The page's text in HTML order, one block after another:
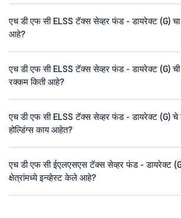
एच डी एफ सी ELSS टॅक्स सेव्हर फंड - डायरेक्ट (G)
आहे?
एच डी एफ सी ELSS टॅक्स सेव्हर फंड - डायरेक्ट (G)
रक्कम किती आहे?
एच डी एफ सी ELSS टॅक्स सेव्हर फंड - डायरेक्ट (G) चे
होल्डिंग्स काय आहेत?
एच डी एफ सी ईएलएसएस टॅक्स सेव्हर फंड - डायरेक्ट
क्षेत्रांमध्ये इन्व्हेस्ट केले आहे?